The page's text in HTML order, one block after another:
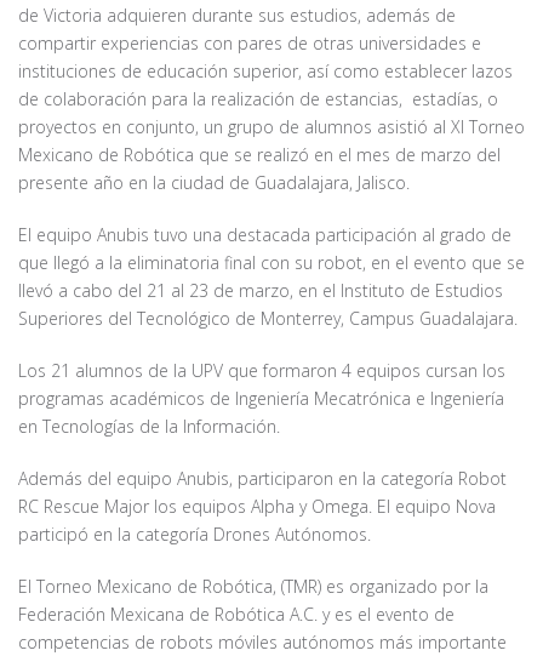
de Victoria adquieren durante sus estudios, además de
compartir experiencias con pares de otras universidades e
instituciones de educación superior, así como establecer lazos
de colaboración para la realización de estancias, estadías, o
proyectos en conjunto, un grupo de alumnos asistió al XI Torneo
Mexicano de Robótica que se realizó en el mes de marzo del
presente año en la ciudad de Guadalajara, Jalisco.
El equipo Anubis tuvo una destacada participación al grado de
que llegó a la eliminatoria final con su robot, en el evento que se
llevó a cabo del 21 al 23 de marzo, en el Instituto de Estudios
Superiores del Tecnológico de Monterrey, Campus Guadalajara.
Los 21 alumnos de la UPV que formaron 4 equipos cursan los
programas académicos de Ingeniería Mecatrónica e Ingeniería
en Tecnologías de la Información.
Además del equipo Anubis, participaron en la categoría Robot
RC Rescue Major los equipos Alpha y Omega. El equipo Nova
participó en la categoría Drones Autónomos.
El Torneo Mexicano de Robótica, (TMR) es organizado por la
Federación Mexicana de Robótica A.C. y es el evento de
competencias de robots móviles autónomos más importante